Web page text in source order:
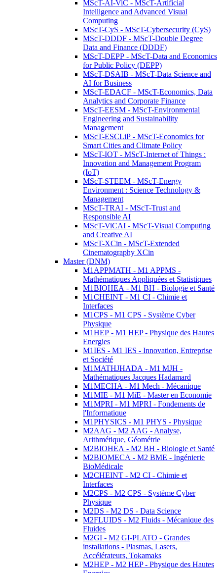
MScT-AI-ViC - MScT-Artificial
Intelligence and Advanced Visual
Computing
MScT-CyS - MScT-Cybersecurity (CyS)
MScT-DDDF - MScT-Double Degree
Data and Finance (DDDF)
MScT-DEPP - MScT-Data and Economics
for Public Policy (DEPP)
MScT-DSAIB - MScT-Data Science and
AI for Business
MScT-EDACF - MScT-Economics, Data
Analytics and Corporate Finance
MScT-EESM - MScT-Environmental
Engineering and Sustainability
Management
MScT-ESCLiP - MScT-Economics for
Smart Cities and Climate Policy
MScT-IOT - MScT-Internet of Things :
Innovation and Management Program
(IoT)
MScT-STEEM - MScT-Energy
Environment : Science Technology &
Management
MScT-TRAI - MScT-Trust and
Responsible AI
MScT-ViCAI - MScT-Visual Computing
and Creative AI
MScT-XCin - MScT-Extended
Cinematography XCin
Master (DNM)
M1APPMATH - M1 APPMS -
Mathématiques Appliquées et Statistiques
M1BIOHEA - M1 BH - Biologie et Santé
M1CHEINT - M1 CI - Chimie et
Interfaces
M1CPS - M1 CPS - Système Cyber
Physique
M1HEP - M1 HEP - Physique des Hautes
Energies
M1IES - M1 IES - Innovation, Entreprise
et Société
M1MATHJHADA - M1 MJH -
Mathématiques Jacques Hadamard
M1MECHA - M1 Mech - Mécanique
M1MIE - M1 MiE - Master en Economie
M1MPRI - M1 MPRI - Fondements de
l'Informatique
M1PHYSICS - M1 PHYS - Physique
M2AAG - M2 AAG - Analyse,
Arithmétique, Géométrie
M2BIOHEA - M2 BH - Biologie et Santé
M2BIOMECA - M2 BME - Ingénierie
BioMédicale
M2CHEINT - M2 CI - Chimie et
Interfaces
M2CPS - M2 CPS - Système Cyber
Physique
M2DS - M2 DS - Data Science
M2FLUIDS - M2 Fluids - Mécanique des
Fluides
M2GI - M2 GI-PLATO - Grandes
installations - Plasmas, Lasers,
Accélérateurs, Tokamaks
M2HEP - M2 HEP - Physique des Hautes